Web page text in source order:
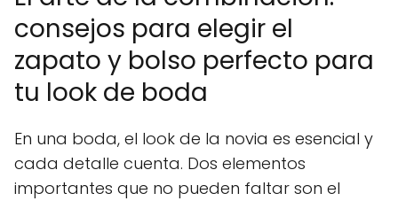
consejos para elegir el
zapato y bolso perfecto para
tu look de boda
En una boda, el look de la novia es esencial y
cada detalle cuenta. Dos elementos
importantes que no pueden faltar son el